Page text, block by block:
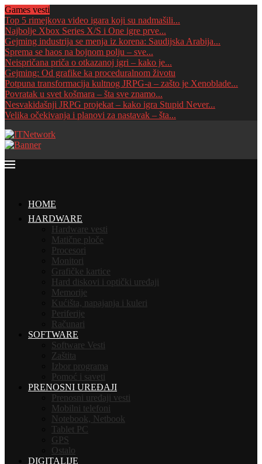
Games vesti
Top 5 rimejkova video igara koji su nadmašili...
Najbolje Xbox Series X/S i One igre prve...
Gejming industrija se menja iz korena: Saudijska Arabija...
Sprema se haos na bojnom polju – sve...
Neispričana priča o otkazanoj igri – kako je...
Gejming: Od grafike ka proceduralnom životu
Potpuna transformacija kultnog JRPG-a – zašto je Xenoblade...
Povratak u svet košmara – šta sve znamo...
Nesvakidašnji JRPG projekat – kako igra Stupid Never...
Velika očekivanja i planovi za nastavak – šta...
HOME
HARDWARE
Hardware vesti
Matične ploče
Procesori
Monitori
Grafičke kartice
Hard diskovi i optički uređaji
Memorije
Kućišta, napajanja i kuleri
Periferije
Računari
SOFTWARE
Software Vesti
Zaštita
Izbor programa
Pomoć i saveti
PRENOSNI UREĐAJI
Prenosni uređaji vesti
Mobilni telefoni
Notebook, Netbook
Tablet PC
GPS
Ostalo
DIGITALIJE